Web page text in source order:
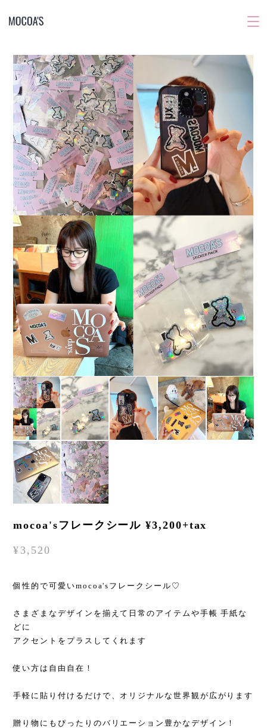
mocoa'sフレークシール ¥3,200+tax
¥3,520
個性的で可愛いmocoa'sフレークシール♡
さまざまなデザインを揃えて日常のアイテムや手帳 手紙な
どに
アクセントをプラスしてくれます
使い方は自由自在！
手軽に貼り付けるだけで、オリジナルな世界観が広がります
贈り物にもぴったりのバリエーション豊かなデザイン！